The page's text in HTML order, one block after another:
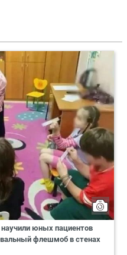
юных пациентов
флешмоб в стенах